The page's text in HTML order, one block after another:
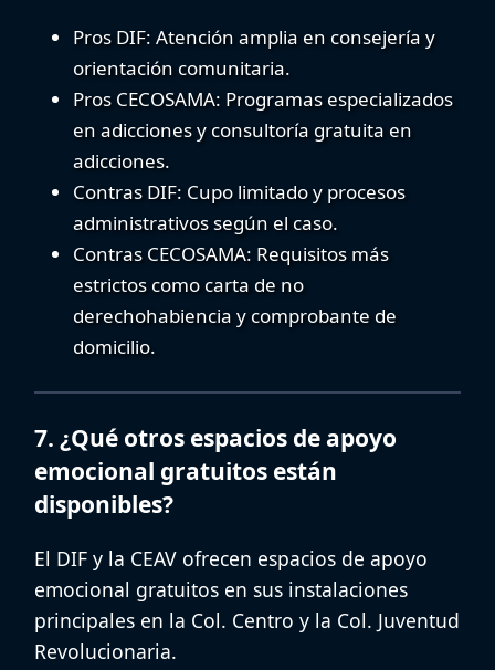
Pros DIF: Atención amplia en consejería y
orientación comunitaria.
Pros CECOSAMA: Programas especializados
en adicciones y consultoría gratuita en
adicciones.
Contras DIF: Cupo limitado y procesos
administrativos según el caso.
Contras CECOSAMA: Requisitos más
estrictos como carta de no
derechohabiencia y comprobante de
domicilio.
7. ¿Qué otros espacios de apoyo
emocional gratuitos están
disponibles?
El DIF y la CEAV ofrecen espacios de apoyo
emocional gratuitos en sus instalaciones
principales en la Col. Centro y la Col. Juventud
Revolucionaria.